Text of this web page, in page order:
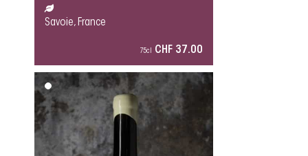
Savoie, France
75cl CHF 37.00